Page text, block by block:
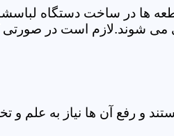
ها در ساخت دستگاه
شوند.لازم است در صورتی که
آن ها نیاز به علم و